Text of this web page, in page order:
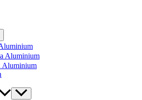
Aluminium
Aluminium